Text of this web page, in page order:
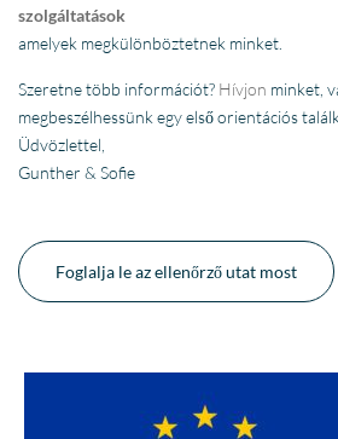
szolgáltatások
amelyek megkülönböztetnek minket.
Szeretne több információt? Hívjon minket,
megbeszélhessünk egy első orientációs
Üdvözlettel,
Gunther & Sofie
Foglalja le az ellenőrző utat most